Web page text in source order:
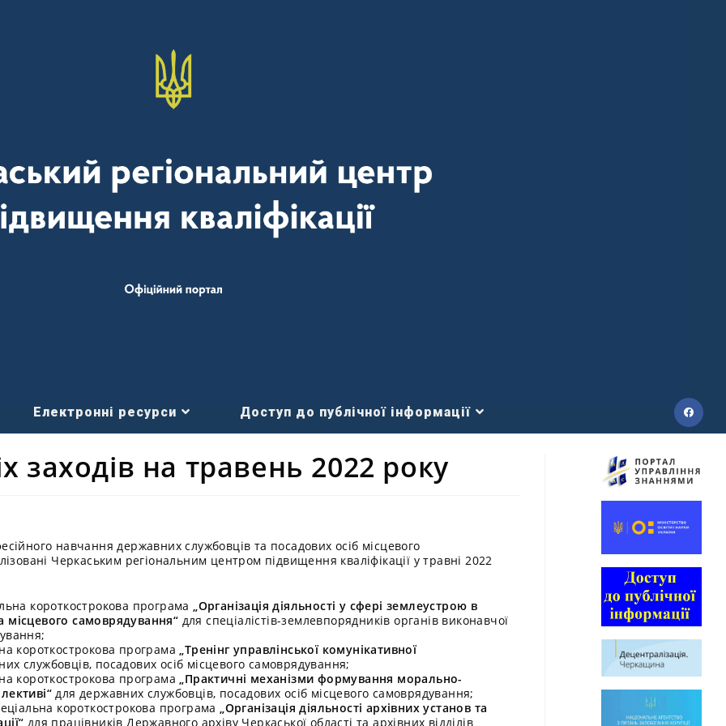
Електронні ресурси Доступ до публічної інформації
заходів на травень 2022 року
навчання державних службовців та посадових осіб місцевого
Черкаським регіональним центром підвищення кваліфікації у травні 2022
короткострокова програма„Організація діяльності у сфері землеустрою в
місцевого самоврядування“ для спеціалістів-землевпорядників органів виконавчої
короткострокова програма„Тренінг управлінської комунікативної
службовців, посадових осіб місцевого самоврядування;
короткострокова програма„Практичні механізми формування морально-
для державних службовців, посадових осіб місцевого самоврядування;
короткострокова програма„Організація діяльності архівних установ та
для працівників Державного архіву Черкаської області та архівних відділів